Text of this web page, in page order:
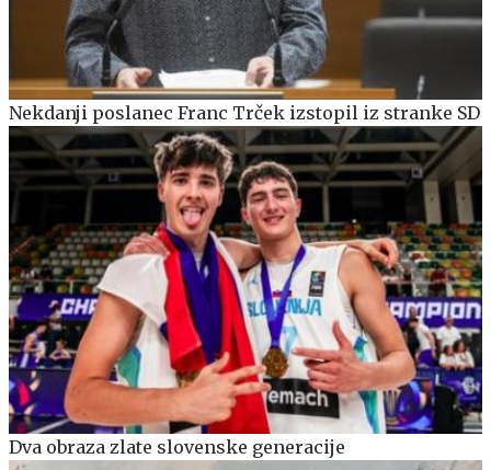
Nekdanji poslanec Franc Trček izstopil iz stranke SD
Dva obraza zlate slovenske generacije